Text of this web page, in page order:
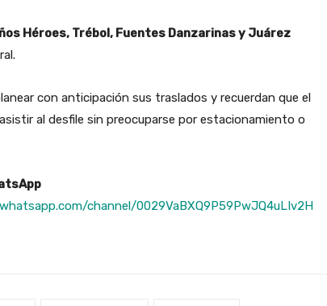
Héroes, Trébol, Fuentes Danzarinas y Juárez
con anticipación sus traslados y recuerdan que el
al desfile sin preocuparse por estacionamiento o
channel/0029VaBXQ9P59PwJQ4uLIv2H